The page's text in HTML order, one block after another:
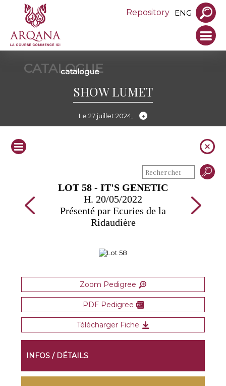
Repository ENG
CATALOGUE
catalogue
SHOW LUMET
Le 27 juillet 2024,
LOT 58 - IT'S GENETIC
H. 20/05/2022
Présenté par Ecuries de la
Ridaudière
Zoom Pedigree
PDF Pedigree
Télécharger Fiche
INFOS / DÉTAILS